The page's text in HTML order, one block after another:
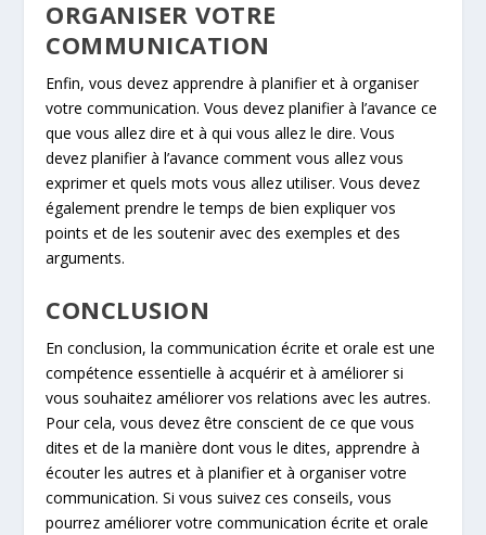
ORGANISER VOTRE
COMMUNICATION
Enfin, vous devez apprendre à planifier et à organiser
votre communication. Vous devez planifier à l’avance ce
que vous allez dire et à qui vous allez le dire. Vous
devez planifier à l’avance comment vous allez vous
exprimer et quels mots vous allez utiliser. Vous devez
également prendre le temps de bien expliquer vos
points et de les soutenir avec des exemples et des
arguments.
CONCLUSION
En conclusion, la communication écrite et orale est une
compétence essentielle à acquérir et à améliorer si
vous souhaitez améliorer vos relations avec les autres.
Pour cela, vous devez être conscient de ce que vous
dites et de la manière dont vous le dites, apprendre à
écouter les autres et à planifier et à organiser votre
communication. Si vous suivez ces conseils, vous
pourrez améliorer votre communication écrite et orale